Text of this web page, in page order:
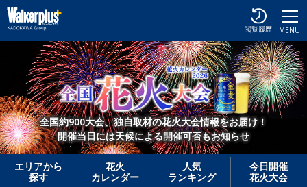
MENU
閲覧履歴
全国約900大会、独自取材の花火大会情報をお届け！
開催当日には天候による開催可否もお知らせ
エリアから
探す
花火
カレンダー
人気
ランキング
今日開催
花火大会